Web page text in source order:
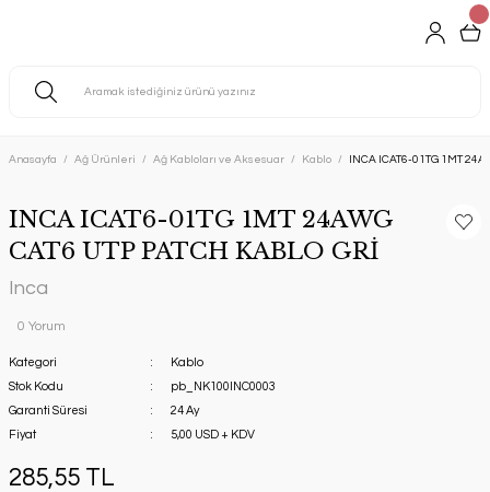
Anasayfa Ağ Ürünleri Ağ Kabloları ve Aksesuar Kablo INCA ICAT6-01TG 1MT
INCA ICAT6-01TG 1MT 24AWG
CAT6 UTP PATCH KABLO GRİ
Inca
0 Yorum
Kategori
Kablo
Stok Kodu
pb_NK100INC0003
Garanti Süresi
24 Ay
Fiyat
5,00 USD + KDV
285,55 TL